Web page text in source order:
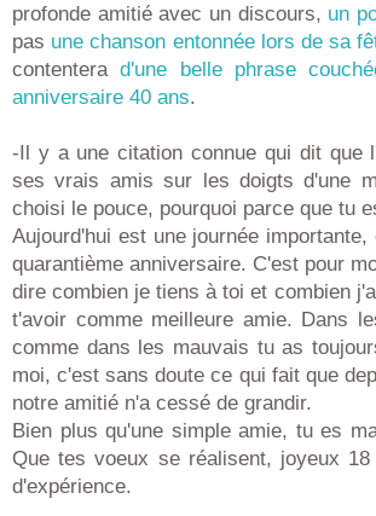
profonde amitié avec un discours, un
pas une chanson entonnée lors de sa
contenterad'une belle phrase
anniversaire 40 ans.
-Il y a une citation connue qui dit que
ses vrais amis sur les doigts d'une
choisi le pouce, pourquoi parce que tu
Aujourd'hui est une journée
quarantième anniversaire. C'est pour
dire combien je tiens à toi et combien
t'avoir comme meilleure amie. Dans
comme dans les mauvais tu as
moi, c'est sans doute ce qui fait que
notre amitié n'a cessé de grandir.
Bien plus qu'une simple amie, tu es
Que tes voeux se réalisent, joyeux
d'expérience.